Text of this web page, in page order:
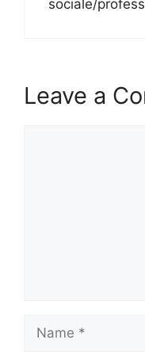
sociale/
Leave a
Name